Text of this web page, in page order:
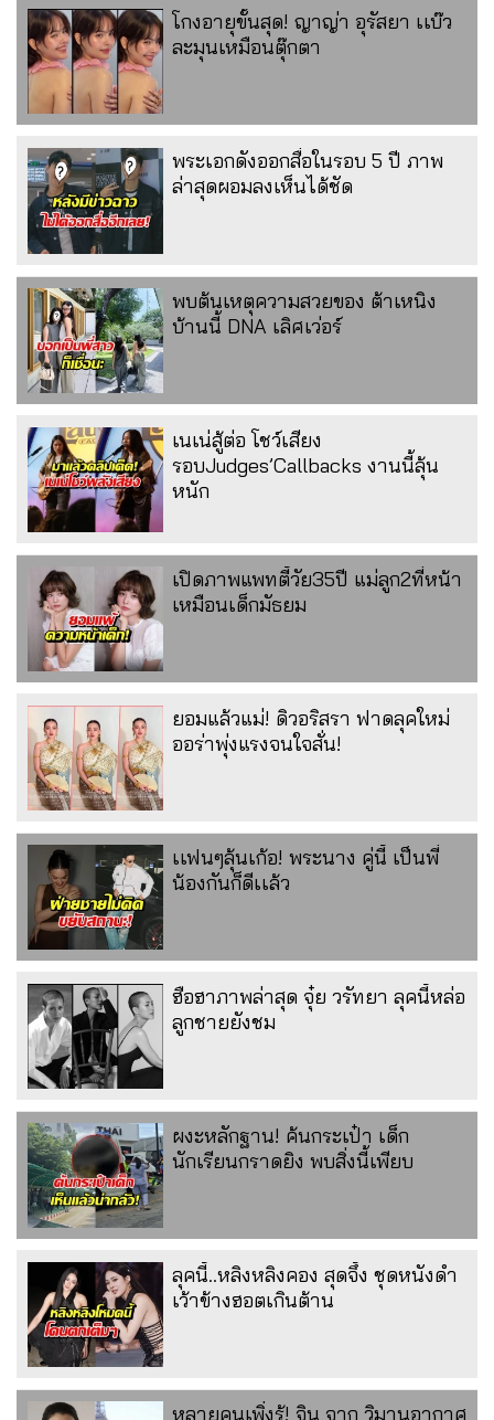
โกงอายุขั้นสุด! ญาญ่า อุรัสยา เเบ๊ว
ละมุนเหมือนตุ๊กตา
พระเอกดังออกสื่อในรอบ 5 ปี ภาพ
ล่าสุดผอมลงเห็นได้ชัด
พบต้นเหตุความสวยของ ต้าเหนิง
บ้านนี้ DNA เลิศเว่อร์
เนเน่สู้ต่อ โชว์เสียง
รอบJudges’Callbacks งานนี้ลุ้น
หนัก
เปิดภาพแพทตี้วัย35ปี แม่ลูก2ที่หน้า
เหมือนเด็กมัธยม
ยอมแล้วแม่! ดิวอริสรา ฟาดลุคใหม่
ออร่าพุ่งแรงจนใจสั่น!
เเฟนๆลุ้นเก้อ! พระนาง คู่นี้ เป็นพี่
น้องกันก็ดีเเล้ว
ฮือฮาภาพล่าสุด จุ๋ย วรัทยา ลุคนี้หล่อ
ลูกชายยังชม
ผงะหลักฐาน! ค้นกระเป๋า เด็ก
นักเรียนกราดยิง พบสิ่งนี้เพียบ
ลุคนี้..หลิงหลิงคอง สุดจึ้ง ชุดหนังดำ
เว้าข้างฮอตเกินต้าน
หลายคนเพิ่งรู้! จิน จาก วิมานอากาศ